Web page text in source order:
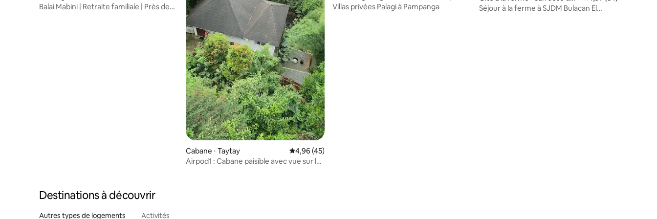
City
Balai Mabini | Retraite familiale | Près de
Cabane ⋅ Taytay Évaluation moyenne sur la base de 45 commentaires : 4,96 sur 5
4,96 (45)
Airpod1 : Cabane paisible avec vue sur la
Villas privées Palagi à Pampanga
Monte City
Séjour à la ferme à SJDM Bulacan El
Destinations à découvrir
Autres types de logements Activités